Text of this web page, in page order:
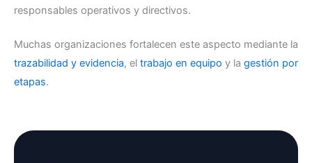
responsables operativos y directivos.
Muchas organizaciones fortalecen este aspecto mediante la
trazabilidad y evidencia, el trabajo en equipo y la gestión por
etapas.